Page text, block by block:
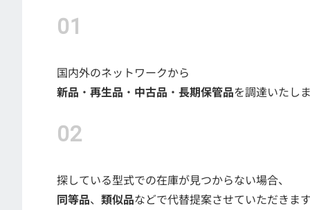
国内外のネットワークから
新品 ・ 再生品 ・ 中古品 ・ 長期保管品を調達いたしま
探している型式での在庫が見つからない場合、
同等品、 類似品などで代替提案させていただきます